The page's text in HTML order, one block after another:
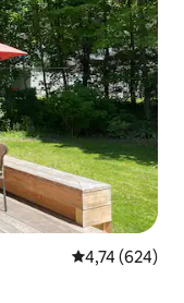
Gemiddelde
4,74 (624)